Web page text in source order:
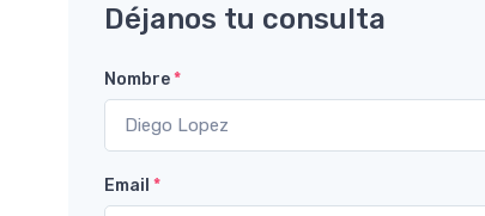
Déjanos tu consulta
Nombre*
Email *